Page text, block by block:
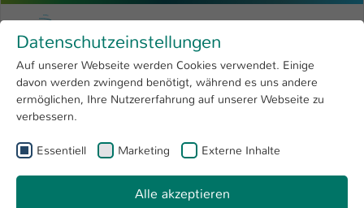
Menu
Forschung 4
Open submenu
Hochschule
International
Zum Hauptinhalt springen
Hochschule Kaiserslautern
Sie sind hier:
Termine & Events
Ausbildungsbörse Kaiserslautern: Ab uff de
Datenschutzeinstellungen
Auf unserer Webseite werden Cookies verwendet. Einige
davon werden zwingend benötigt, während es uns andere
ermöglichen, Ihre Nutzererfahrung auf unserer Webseite zu
verbessern.
Essentiell Marketing Externe Inhalte
Alle akzeptieren